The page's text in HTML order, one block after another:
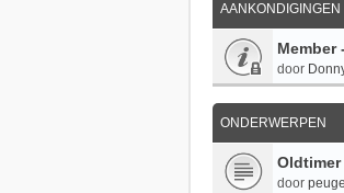
AANKONDIGINGEN
Member
door
ONDERWERPEN
Oldtimer
door